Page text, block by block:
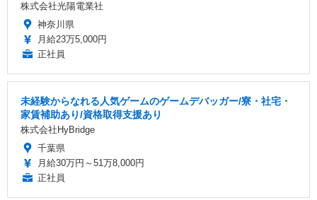
株式会社光陽電業社
神奈川県
月給23万5,000円
正社員
未経験からなれる人気ゲームのゲームデバッガー/寮・社宅・
家賃補助あり/資格取得支援あり
株式会社HyBridge
千葉県
月給30万円～51万8,000円
正社員